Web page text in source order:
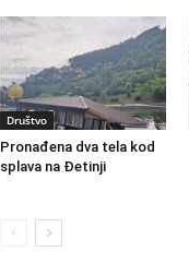
Društvo
Pronađena dva tela kod
splava na Đetinji